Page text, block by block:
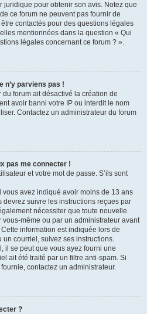
juridique pour obtenir son avis. Notez que
ce forum ne peuvent pas fournir de
contactés pour des questions légales
mentionnées dans la question « Qui
légales concernant ce forum ? ».
n’y parviens pas !
du forum ait désactivé la création de
avoir banni votre IP ou interdit le nom
Contactez un administrateur du forum
pas me connecter !
et votre mot de passe. S’ils sont
vous avez indiqué avoir moins de 13 ans
devrez suivre les instructions reçues par
nécessiter que toute nouvelle
même ou par un administrateur avant
information est indiquée lors de
un courriel, suivez ses instructions.
il se peut que vous ayez fourni une
ait été traité par un filtre anti-spam. Si
contactez un administrateur.
?